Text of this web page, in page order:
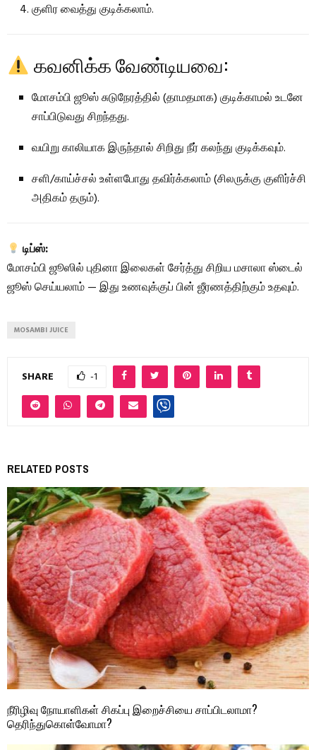
குளிர வைத்து குடிக்கலாம்.
கவனிக்க வேண்டியவை:
மோசம்பி ஜூஸ் சுடுநேரத்தில் (தாமதமாக) குடிக்காமல் உடனே
சாப்பிடுவது சிறந்தது.
வயிறு காலியாக இருந்தால் சிறிது நீர் கலந்து குடிக்கவும்.
சளி/காய்ச்சல் உள்ளபோது தவிர்க்கலாம் (சிலருக்கு குளிர்ச்சி
அதிகம் தரும்).
டிப்ஸ்:
மோசம்பி ஜூஸில் புதினா இலைகள் சேர்த்து சிறிய மசாலா ஸ்டைல்
ஜூஸ் செய்யலாம் — இது உணவுக்குப் பின் ஜீரணத்திற்கும் உதவும்.
MOSAMBI JUICE
SHARE -1
RELATED POSTS
நீரிழிவு நோயாளிகள் சிகப்பு இறைச்சியை சாப்பிடலாமா?
தெரிந்துகொள்வோமா?